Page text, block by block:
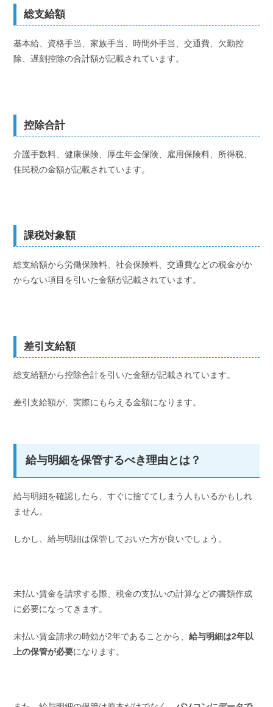
総支給額
基本給、資格手当、家族手当、時間外手当、交通費、欠勤控
除、遅刻控除の合計額が記載されています。
控除合計
介護手数料、健康保険、厚生年金保険、雇用保険料、所得税、
住民税の金額が記載されています。
課税対象額
総支給額から労働保険料、社会保険料、交通費などの税金がか
からない項目を引いた金額が記載されています。
差引支給額
総支給額から控除合計を引いた金額が記載されています。
差引支給額が、実際にもらえる金額になります。
給与明細を保管するべき理由とは？
給与明細を確認したら、すぐに捨ててしまう人もいるかもしれ
ません。
しかし、給与明細は保管しておいた方が良いでしょう。
未払い賃金を請求する際、税金の支払いの計算などの書類作成
に必要になってきます。
未払い賃金請求の時効が2年であることから、給与明細は2年以
上の保管が必要になります。